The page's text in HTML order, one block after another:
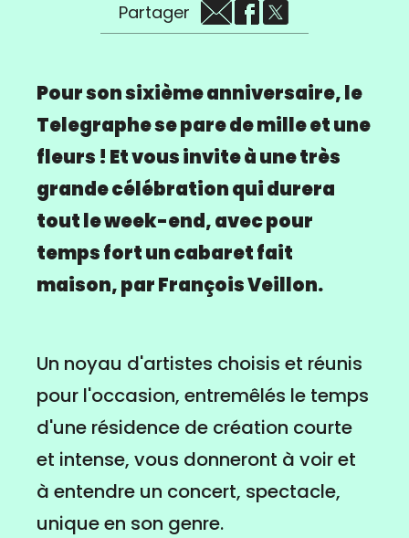
Partager
Pour son sixième anniversaire, le
Telegraphe se pare de mille et une
fleurs ! Et vous invite à une très
grande célébration qui durera
tout le week-end, avec pour
temps fort un cabaret fait
maison, par François Veillon.
Un noyau d'artistes choisis et réunis
pour l'occasion, entremêlés le temps
d'une résidence de création courte
et intense, vous donneront à voir et
à entendre un concert, spectacle,
unique en son genre.